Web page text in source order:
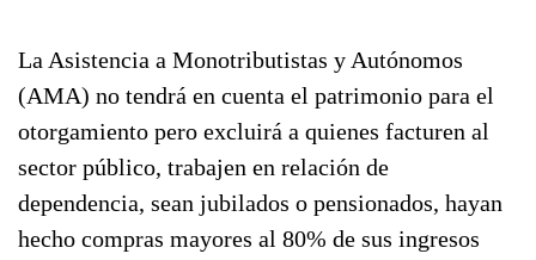
La Asistencia a Monotributistas y Autónomos
(AMA) no tendrá en cuenta el patrimonio para el
otorgamiento pero excluirá a quienes facturen al
sector público, trabajen en relación de
dependencia, sean jubilados o pensionados, hayan
hecho compras mayores al 80% de sus ingresos